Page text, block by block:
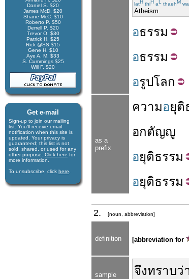
Daniel S. $20
James McD. $20
Shane McC. $10
Roberto P. $50
Derrell P. $20
Trevor O. $30
Patrick H. $25
Rick @SS $15
Gene H. $10
Aye A. M. $33
S. Cummings $25
Will F. $20
Get e-mail
Sign-up to join our mail­ing
list. You'll receive e­mail
notification when this site is
updated. Your privacy is
guaran­teed; this list is not
sold, shared, or used for any
other purpose. Click here for
more infor­mation.
To unsubscribe, click here
latH thiH aL thaehM wa
Atheism
อธรรม
อธรรม
อรูปโลก
as a
prefix
ความอยุติ
อกตัญญู
อยุติธรรม
อยุติธรรม
2. [noun, abbreviation]
definition [abbreviation for
sample
จึงทราบว่